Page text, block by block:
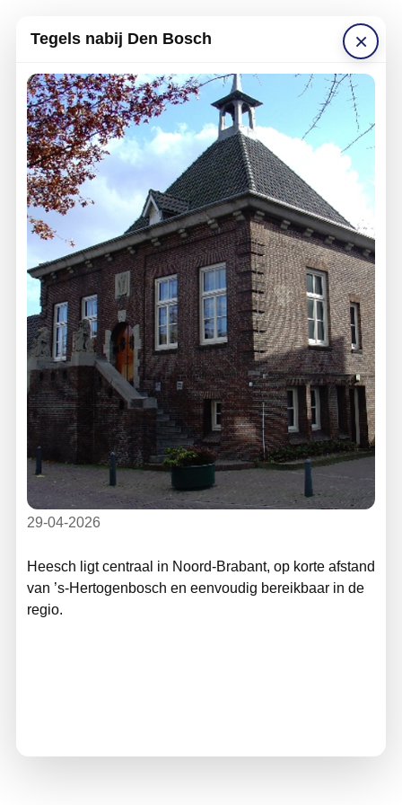
×
Tegels nabij Den Bosch
29-04-2026
Heesch ligt centraal in Noord‑Brabant, op korte afstand
van ’s‑Hertogenbosch en eenvoudig bereikbaar in de
regio.